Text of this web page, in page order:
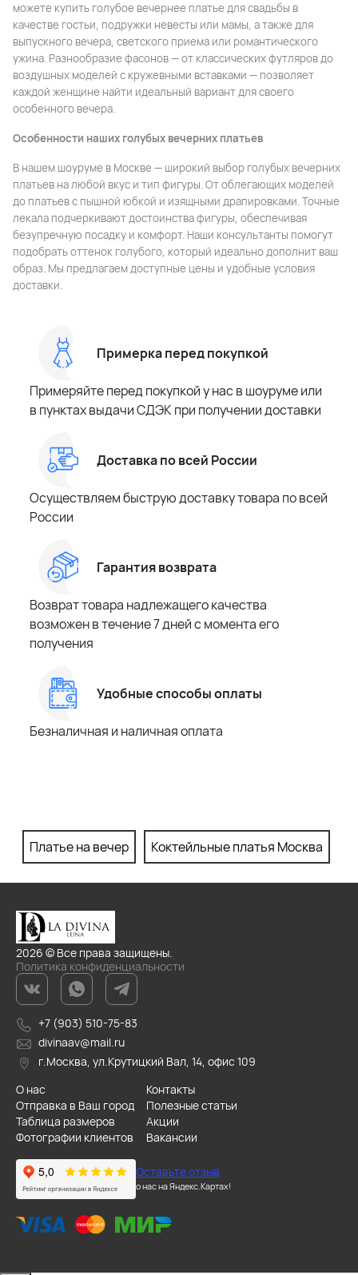
можете купить голубое вечернее платье для свадьбы в
качестве гостьи, подружки невесты или мамы, а также для
выпускного вечера, светского приема или романтического
ужина. Разнообразие фасонов — от классических футляров до
воздушных моделей с кружевными вставками — позволяет
каждой женщине найти идеальный вариант для своего
особенного вечера.
Особенности наших голубых вечерних платьев
В нашем шоуруме в Москве — широкий выбор голубых вечерних
платьев на любой вкус и тип фигуры. От облегающих моделей
до платьев с пышной юбкой и изящными драпировками. Точные
лекала подчеркивают достоинства фигуры, обеспечивая
безупречную посадку и комфорт. Наши консультанты помогут
подобрать оттенок голубого, который идеально дополнит ваш
образ. Мы предлагаем доступные цены и удобные условия
доставки.
Примерка перед покупкой
Примеряйте перед покупкой у нас в шоуруме или
в пунктах выдачи СДЭК при получении доставки
Доставка по всей России
Осуществляем быструю доставку товара по всей
России
Гарантия возврата
Возврат товара надлежащего качества
возможен в течение 7 дней с момента его
получения
Удобные способы оплаты
Безналичная и наличная оплата
Платье на вечер Коктейльные платья Москва
2026 © Все права защищены.
Политика конфиденциальности
+7 (903) 510-75-83
divinaav@mail.ru
г.Москва, ул.Крутицкий Вал, 14, офис 109
О нас
Контакты
Отправка в Ваш город
Полезные статьи
Таблица размеров
Акции
Фотографии клиентов
Вакансии
Оставьте отзыв
о нас на Яндекс.Картах!